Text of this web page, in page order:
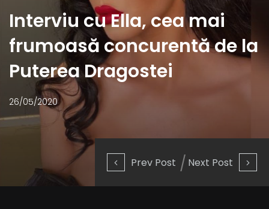
Prev Post Next Post
Interviu cu Ella, cea mai
frumoasă concurentă de la
Puterea Dragostei
26/05/2020